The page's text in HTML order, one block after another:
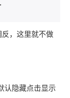
反，这里就不做
认隐藏点击显示